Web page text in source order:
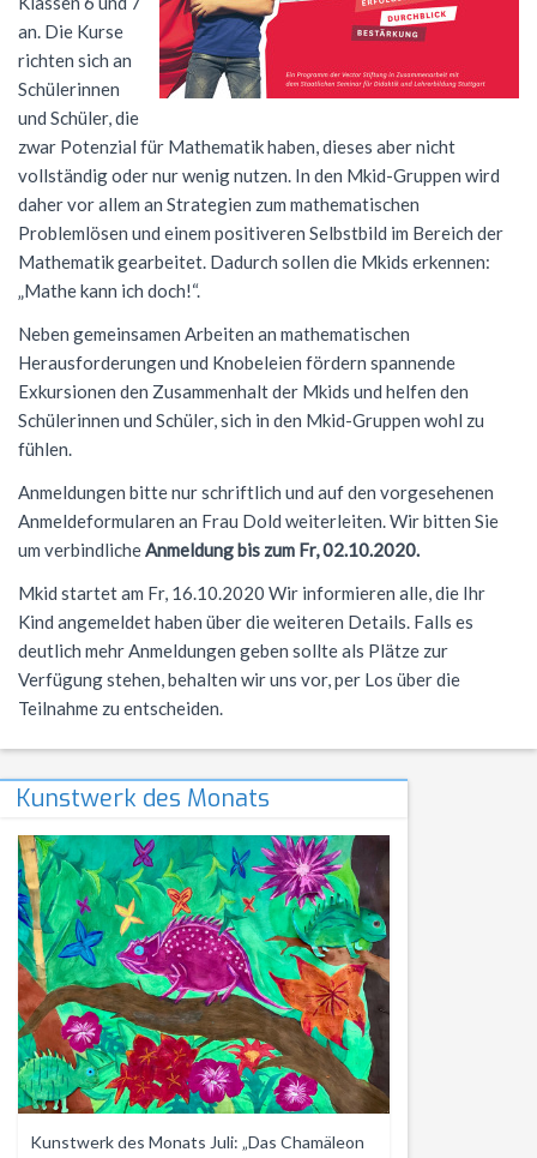
Förderverein
Zweck des Vereins
Vorstand
Service
Verein ehemaliger Schüler
Geschichte
Wiederholung
Beglaubigung und Neuausstellung
Cambridge Certificate
Bio-AG
DELF-AG
Technik-AG
Theater-AG
Politik-AG
Schulsanitäter
Kreatives Schreiben
Schülernachhilfe
Studium und Beruf (BOGY)
Studium und Beruf (BOGY)
Klassen 8-10
Jahrgangsstufe
Sucht- und Gewaltprävention
Sozialpraktikum
Bildungspartnerschaft
Evangelische Religion
Französisch
Französisch
Warum Französisch?
Ab Klasse 6
Kursstufe
DELF
Außerunterrichtliche Veranstaltungen
Gemeinschaftskunde
Geographie
Geschichte
Informatik
G8: IMP (Informatik, Mathematik, Physik)
Warum Italienisch?
Italienisch als 3. Fremdsprache
Außerunterrichtliches
Kursstufe
Italien-Austausch
Katholische Religion
Literatur und Theater
Leitgedanken
Wettbewerbe
Musik
NWT
Sport
Jugend trainiert für Olympia
Notentabellen
Befreiung vom Sportunterricht
Sportbrief
Wirtschaft
FSG Bigband
FSG Chor
Orchester Klassen 5-7
Chor Klassen 5-7
Konzerte
Italien-Austausch
Ungarn-Austausch
Jugend trainiert für Olympia
Konzerte
Schoolwear FSG
Krankmeldung
Terminplan
Ferienpläne
Anfahrt
Praktikum am FSG
Anmeldung Klasse 5
Schulanmeldung
Datenschutz
an. Die Kurse
richten sich an
Schülerinnen
und Schüler, die
zwar Potenzial für Mathematik haben, dieses aber nicht
vollständig oder nur wenig nutzen. In den Mkid-Gruppen wird
daher vor allem an Strategien zum mathematischen
Problemlösen und einem positiveren Selbstbild im Bereich der
Mathematik gearbeitet. Dadurch sollen die Mkids erkennen:
„Mathe kann ich doch!“.
Neben gemeinsamen Arbeiten an mathematischen
Herausforderungen und Knobeleien fördern spannende
Exkursionen den Zusammenhalt der Mkids und helfen den
Schülerinnen und Schüler, sich in den Mkid-Gruppen wohl zu
fühlen.
Anmeldungen bitte nur schriftlich und auf den vorgesehenen
Anmeldeformularen an Frau Dold weiterleiten. Wir bitten Sie
um verbindlicheAnmeldung bis zum Fr, 02.10.2020.
Mkid startet am Fr, 16.10.2020 Wir informieren alle, die Ihr
Kind angemeldet haben über die weiteren Details. Falls es
deutlich mehr Anmeldungen geben sollte als Plätze zur
Verfügung stehen, behalten wir uns vor, per Los über die
Teilnahme zu entscheiden.
Kunstwerk des Monats
Kunstwerk des Monats Juli: „Das Chamäleon